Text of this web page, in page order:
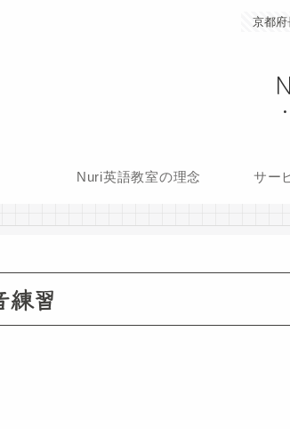
京都
Nuri英語教室の理念 サー
練習